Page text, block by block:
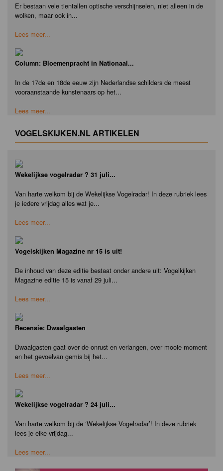
Er bestaan vele tientallen optische verschijnselen, niet alleen in de
wolken, maar ook in...
Lees meer...
Column: Bloemenpracht in Nationaal...
In de 17de en 18de eeuw zijn Nederlandse schilders de meest
vooraanstaande kunstenaars op het...
Lees meer...
VOGELSKIJKEN.NL ARTIKELEN
Wekelijkse vogelradar ? 31 juli...
Van harte welkom bij de Wekelijkse Vogelradar! In deze rubriek lees
je iedere vrijdag alles wat je...
Lees meer...
Vogelskijken Magazine nr 15 is uit!
De inhoud van deze editie bestaat onder andere uit: Vogelkijken
Magazine editie 15 is vanaf 29 juli...
Lees meer...
Recensie: Dwaalgasten
Dwaalgasten gaat over de onrust en verlangen, over mooie moment
en het gevoelvan gemis bij het...
Lees meer...
Wekelijkse vogelradar ? 24 juli...
Van harte welkom bij de ‘Wekelijkse Vogelradar’! In deze rubriek
lees je elke vrijdag...
Lees meer...